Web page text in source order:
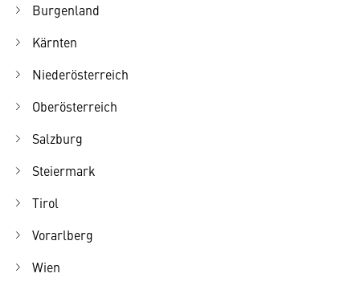
Burgenland
Kärnten
Niederösterreich
Oberösterreich
Salzburg
Steiermark
Tirol
Vorarlberg
Wien